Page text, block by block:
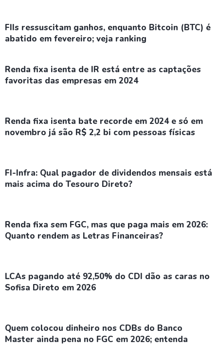
FIIs ressuscitam ganhos, enquanto Bitcoin (BTC) é
abatido em fevereiro; veja ranking
Renda fixa isenta de IR está entre as captações
favoritas das empresas em 2024
Renda fixa isenta bate recorde em 2024 e só em
novembro já são R$ 2,2 bi com pessoas físicas
FI-Infra: Qual pagador de dividendos mensais está
mais acima do Tesouro Direto?
Renda fixa sem FGC, mas que paga mais em 2026:
Quanto rendem as Letras Financeiras?
LCAs pagando até 92,50% do CDI dão as caras no
Sofisa Direto em 2026
Quem colocou dinheiro nos CDBs do Banco
Master ainda pena no FGC em 2026; entenda